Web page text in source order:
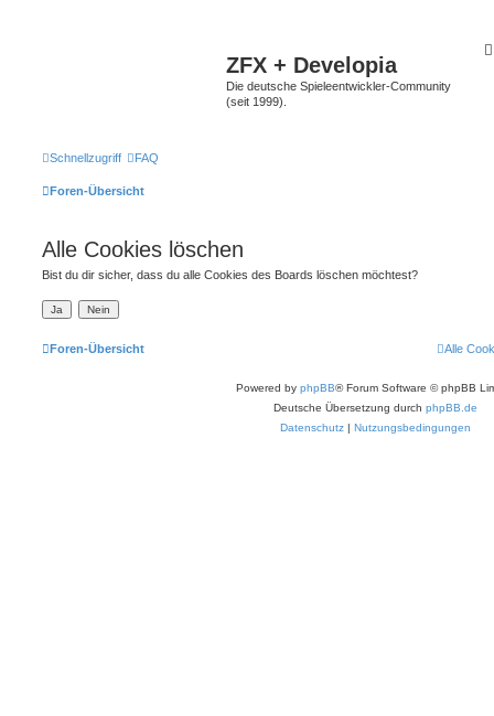
ZFX + Developia
Die deutsche Spieleentwickler-Community
(seit 1999).
Schnellzugriff FAQ
Foren-Übersicht
Alle Cookies löschen
Bist du dir sicher, dass du alle Cookies des Boards löschen möchtest?
Foren-Übersicht Alle
Powered by phpBB® Forum Software © phpBB
Deutsche Übersetzung durch phpBB.de
Datenschutz | Nutzungsbedingungen